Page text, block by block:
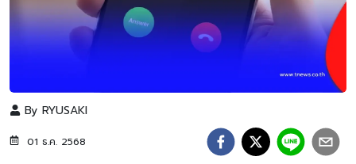
By RYUSAKI
01 ธ.ค. 2568